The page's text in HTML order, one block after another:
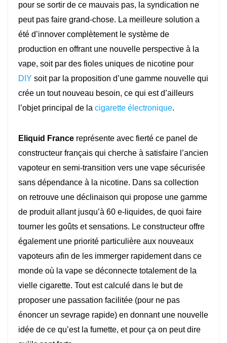
pour se sortir de ce mauvais pas, la syndication ne
peut pas faire grand-chose. La meilleure solution a
été d’innover complètement le système de
production en offrant une nouvelle perspective à la
vape, soit par des fioles uniques de nicotine pour
DIY soit par la proposition d’une gamme nouvelle qui
crée un tout nouveau besoin, ce qui est d’ailleurs
l’objet principal de la cigarette électronique.
Eliquid France représente avec fierté ce panel de
constructeur français qui cherche à satisfaire l’ancien
vapoteur en semi-transition vers une vape sécurisée
sans dépendance à la nicotine. Dans sa collection
on retrouve une déclinaison qui propose une gamme
de produit allant jusqu’à 60 e-liquides, de quoi faire
tourner les goûts et sensations. Le constructeur offre
également une priorité particulière aux nouveaux
vapoteurs afin de les immerger rapidement dans ce
monde où la vape se déconnecte totalement de la
vielle cigarette. Tout est calculé dans le but de
proposer une passation facilitée (pour ne pas
énoncer un sevrage rapide) en donnant une nouvelle
idée de ce qu’est la fumette, et pour ça on peut dire